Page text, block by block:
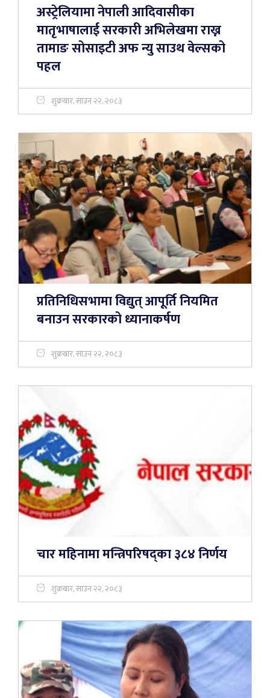
अस्ट्रेलियामा नेपाली आदिवासीका
मातृभाषालाई सरकारी अभिलेखमा राख्न
तामाङ सोसाइटी अफ न्यु साउथ वेल्सको
पहल
शुक्रबार, साउन २२, २०८३
प्रतिनिधिसभामा विद्युत् आपूर्ति नियमित
बनाउन सरकारको ध्यानाकर्षण
शुक्रबार, साउन २२, २०८३
चार महिनामा मन्त्रिपरिषद्का ३८४ निर्णय
शुक्रबार, साउन २२, २०८३